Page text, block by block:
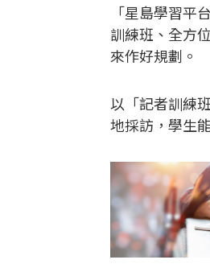
「星島學習
訓練班、全方
來作好規劃。
以「記者訓練
地採訪，學生